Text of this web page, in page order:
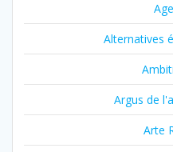
Alternatives
Argus de
Arte